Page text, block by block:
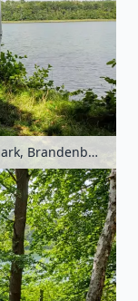
Zelt am Lübbesee bei Templin, Uckermark, Brandenburg, Deutschland